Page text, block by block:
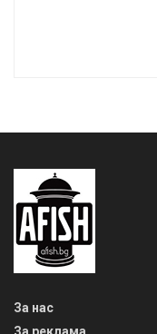
За нас
За реклама